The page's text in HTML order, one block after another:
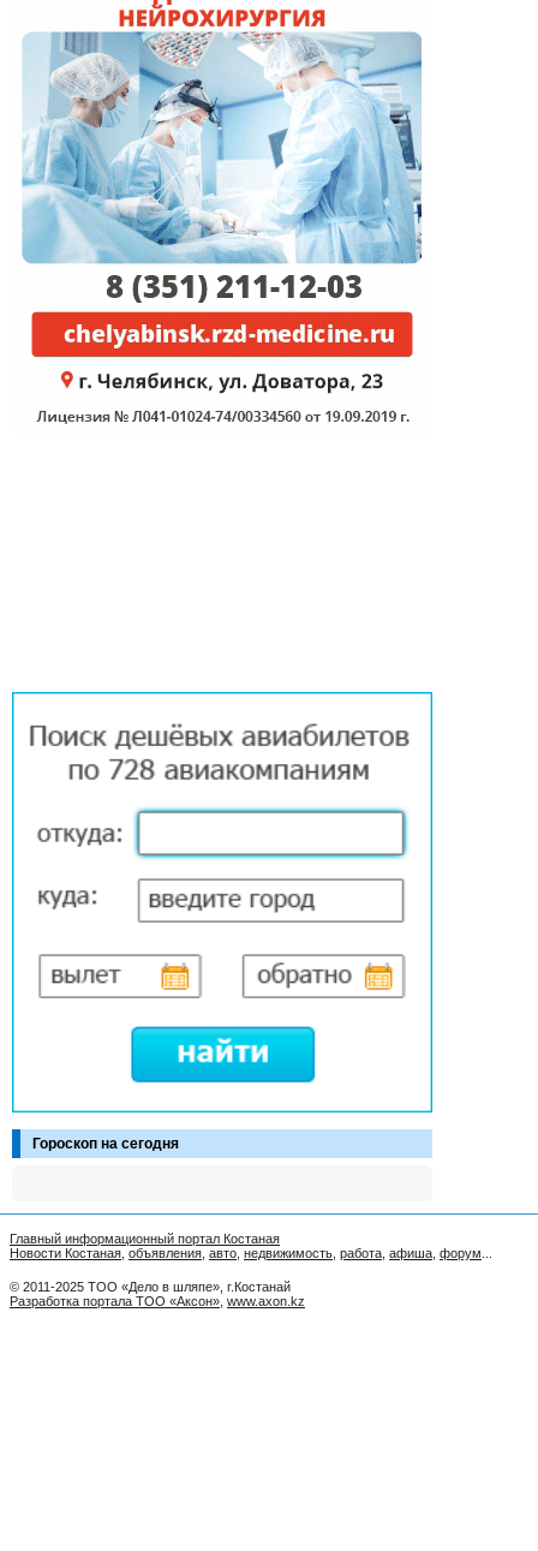
Гороскоп на сегодня
Главный информационный портал Костаная
Новости Костаная объявления авто недвижимость работа афиша форум
© 2011-2025 ТОО «Дело в шляпе», г.Костанай
Разработка портала ТОО «Аксон» www.axon.kz